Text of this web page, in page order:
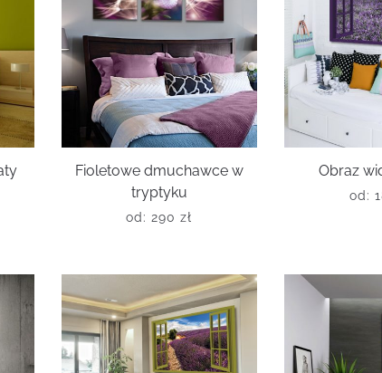
Fioletowe dmuchawce w
tryptyku
od: 290zł
Obraz
od: